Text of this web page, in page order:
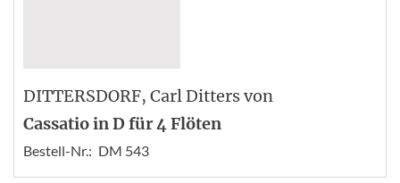
DITTERSDORF, Carl Ditters von
Cassatio in D für 4 Flöten
Bestell-Nr.: DM 543